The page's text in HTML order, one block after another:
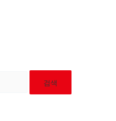
검색